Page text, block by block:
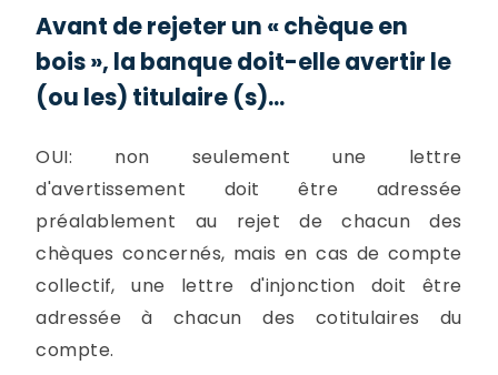
Avant de rejeter un « chèque en
bois », la banque doit-elle avertir le
(ou les) titulaire (s)...
OUI: non seulement une lettre
d'avertissement doit être adressée
préalablement au rejet de chacun des
chèques concernés, mais en cas de compte
collectif, une lettre d'injonction doit être
adressée à chacun des cotitulaires du
compte.